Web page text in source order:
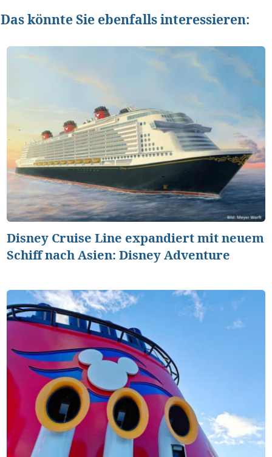
Das könnte Sie ebenfalls interessieren:
Disney Cruise Line expandiert mit neuem
Schiff nach Asien: Disney Adventure